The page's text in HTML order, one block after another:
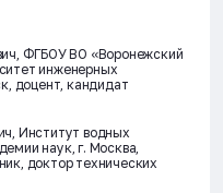
ФГБОУ ВО «Воронежский
инженерных
доцент, кандидат
Институт водных
наук, г. Москва,
доктор технических